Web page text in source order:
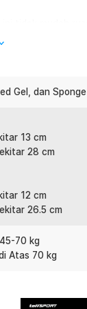
produk.
bebas gerah
peredam, kini
Cocok
dapat memilih
Gel, dan Sponge
13 cm
28 cm
12 cm
26.5 cm
70 kg
Atas 70 kg